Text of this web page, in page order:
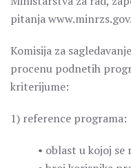
pitanja
Komisija za
procenu podnetih
kriterijume:
1) reference programa:
• oblast u kojoj